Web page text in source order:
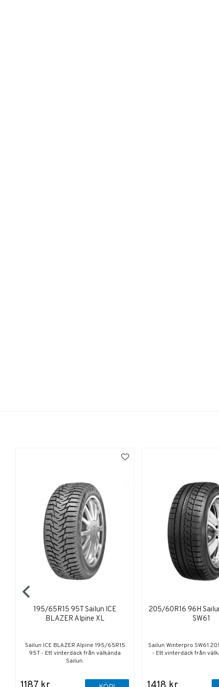
195/65R15 95T Sailun ICE
BLAZER Alpine XL
Sailun ICE BLAZER Alpine 195/65R15
95T - Ett vinterdäck från välkända
Sailun.
205/60R16 96H
SW61
Sailun Winterpro SW61
- Ett vinterdäck från